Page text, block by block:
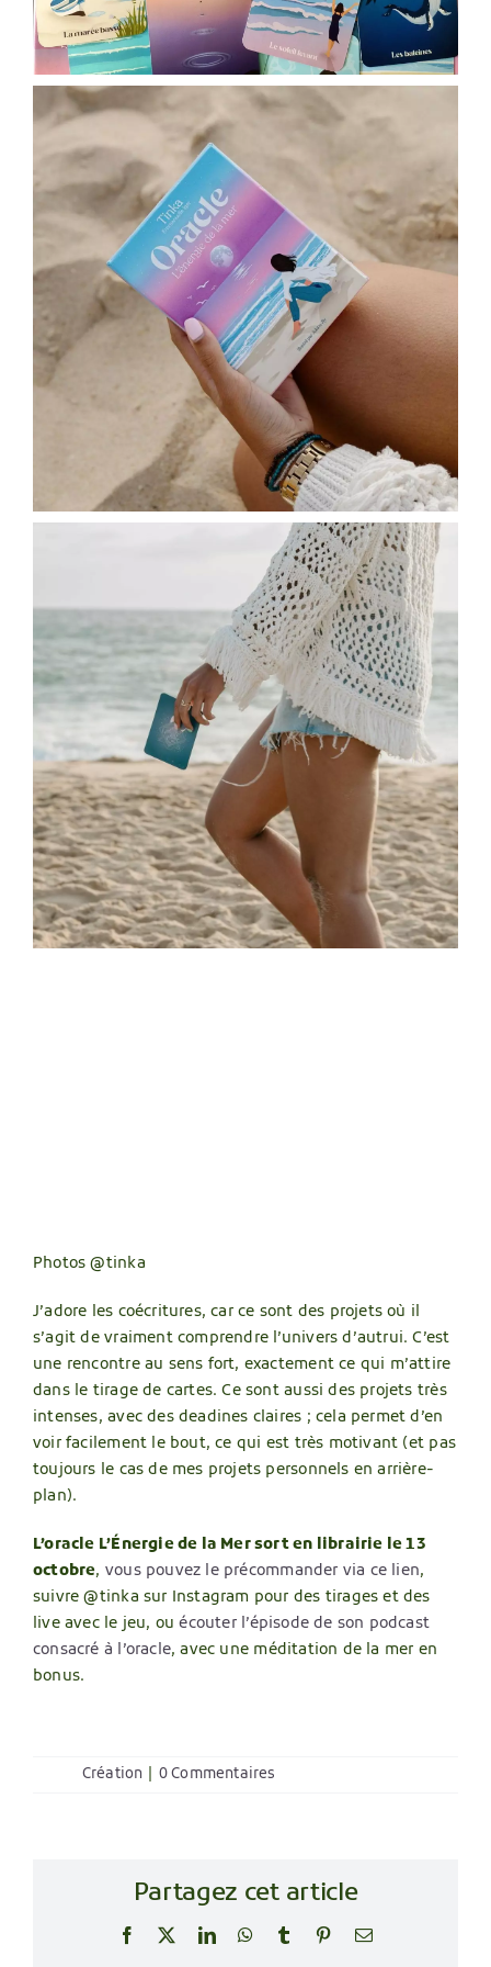
Photos @tinka
J’adore les coécritures, car ce sont des projets où il
s’agit de vraiment comprendre l’univers d’autrui. C’est
une rencontre au sens fort, exactement ce qui m’attire
dans le tirage de cartes. Ce sont aussi des projets très
intenses, avec des deadines claires ; cela permet d’en
voir facilement le bout, ce qui est très motivant (et pas
toujours le cas de mes projets personnels en arrière-
plan).
L’oracle L’Énergie de la Mer sort en librairie le 13
octobre, vous pouvez le précommander via ce lien,
suivre @tinka sur Instagram pour des tirages et des
live avec le jeu, ouécouter l’épisode de son podcast
consacré à l’oracle, avec une méditation de la mer en
bonus.
Création 0 Commentaires
Partagez cet article
Facebook LinkedInWhatsApp
Tumblr PinterestEmail